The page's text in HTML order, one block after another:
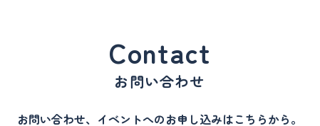
お問い合わせ
お問い合わせ、イベントへのお申し込みはこちらから。